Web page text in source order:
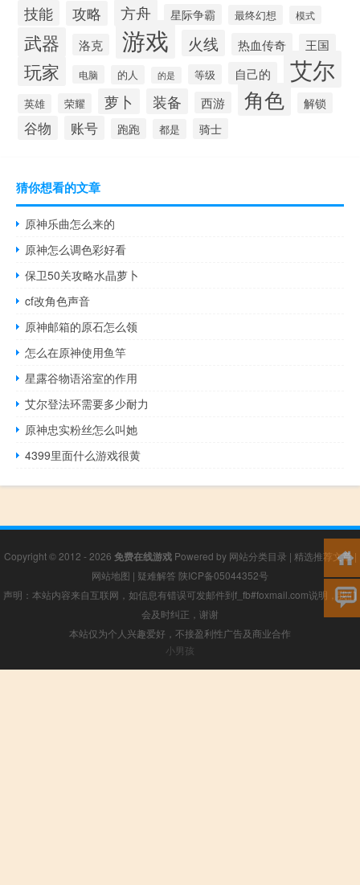
技能 攻略 方舟 星际争霸 最终幻想 模式
武器 洛克 游戏 火线 热血传奇 王国
玩家 电脑 的人 的是 等级 自己的 艾尔
英雄 荣耀 萝卜 装备 西游 角色 解锁
谷物 账号 跑跑 都是 骑士
猜你想看的文章
原神乐曲怎么来的
原神怎么调色彩好看
保卫50关攻略水晶萝卜
cf改角色声音
原神邮箱的原石怎么领
怎么在原神使用鱼竿
星露谷物语浴室的作用
艾尔登法环需要多少耐力
原神忠实粉丝怎么叫她
4399里面什么游戏很黄
Copyright © 2012 - 2026 免费在线游戏Powered by 网站分类目录 | 精选推荐文章|
网站地图 | 疑难解答 陕ICP备05044352号
声明：本站内容来自互联网，如信息有错误可发邮件到f_fb#foxmail.com说明，我们
会及时纠正，谢谢
本站仅为个人兴趣爱好，不接盈利性广告及商业合作
小男孩